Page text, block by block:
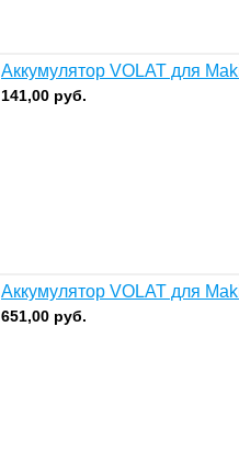
Аккумулятор VOLAT для
141,00 руб.
Аккумулятор VOLAT для
651,00 руб.